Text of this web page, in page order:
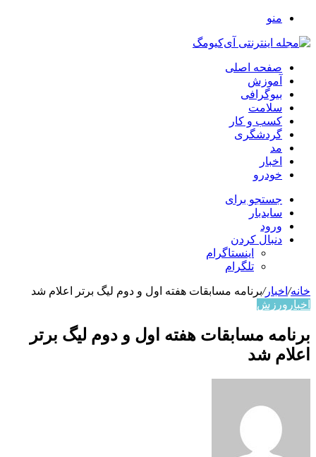
منو
صفحه اصلی
آموزش
بیوگرافی
سلامت
کسب و کار
گردشگری
مد
اخبار
خودرو
جستجو برای
سایدبار
ورود
دنبال کردن
اینستاگرام
تلگرام
خانه/ اخبار/برنامه مسابقات هفته اول و دوم لیگ برتر اعلام شد
اخبار ورزش
برنامه مسابقات هفته اول و دوم لیگ برتر
اعلام شد